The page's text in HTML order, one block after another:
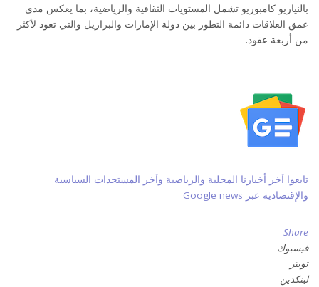
بالنياريو كامبوريو تشمل المستويات الثقافية والرياضية، بما يعكس مدى
عمق العلاقات دائمة التطور بين دولة الإمارات والبرازيل والتي تعود لأكثر
من أربعة عقود.
تابعوا آخر أخبارنا المحلية والرياضية وآخر المستجدات السياسية
والإقتصادية عبر Google news
Share
فيسبوك
تويتر
لينكدين